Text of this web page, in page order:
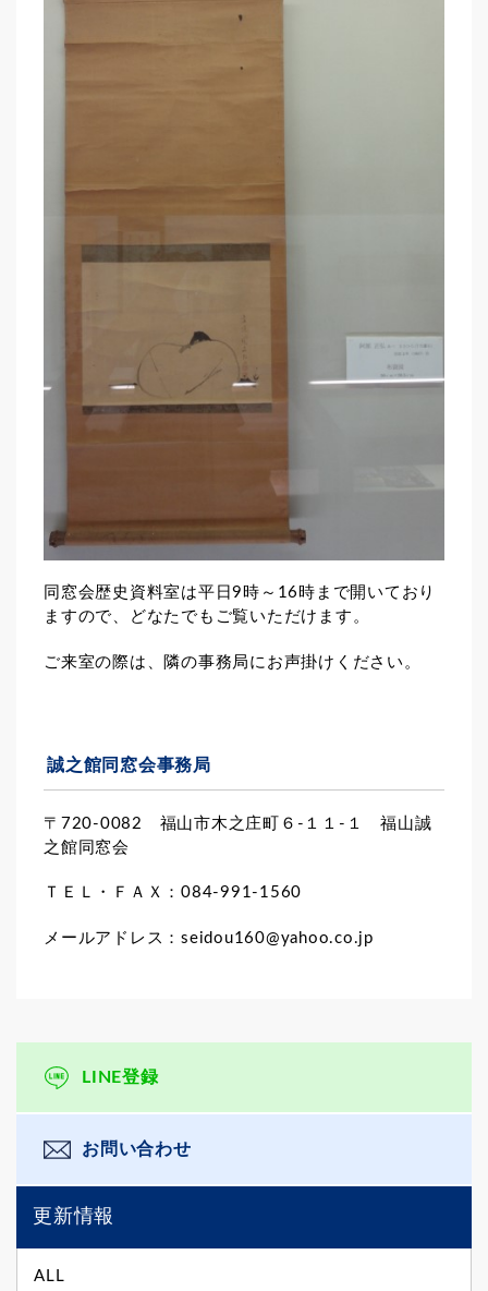
同窓会歴史資料室は平日9時～16時まで開いており
ますので、どなたでもご覧いただけます。
ご来室の際は、隣の事務局にお声掛けください。
誠之館同窓会事務局
〒720-0082 福山市木之庄町６-１１-１ 福山誠
之館同窓会
ＴＥＬ・ＦＡＸ：084-991-1560
メールアドレス：seidou160@yahoo.co.jp
LINE登録
お問い合わせ
更新情報
ALL